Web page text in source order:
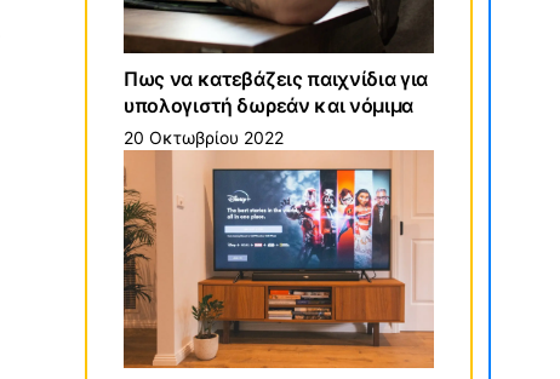
Πως να κατεβάζεις παιχνίδια για
υπολογιστή δωρεάν και νόμιμα
20 Οκτωβρίου 2022